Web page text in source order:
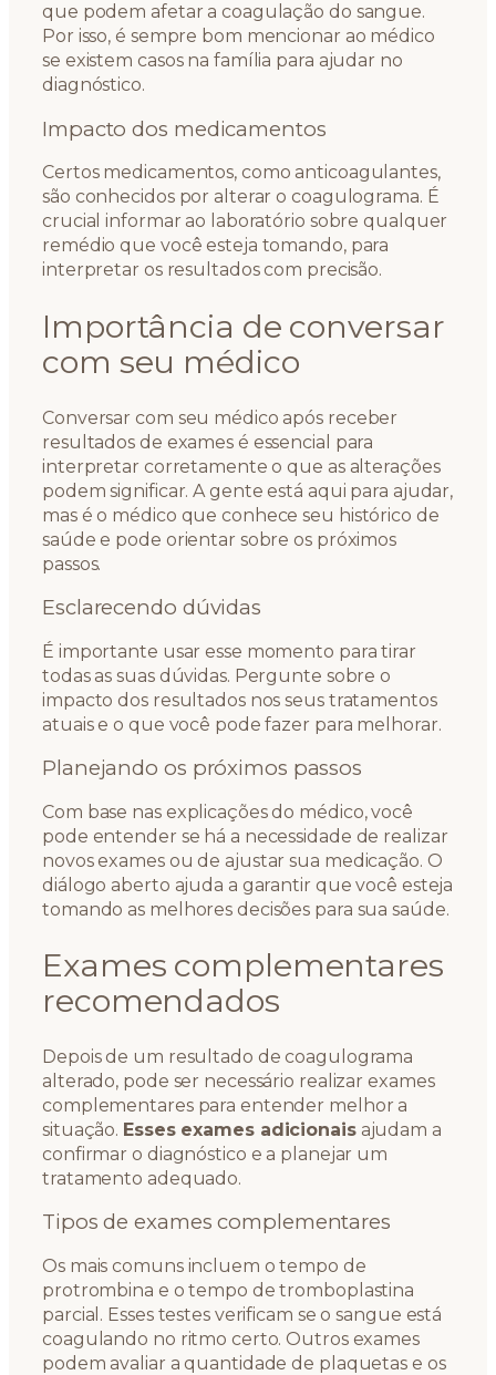
que podem afetar a coagulação do sangue.
Por isso, é sempre bom mencionar ao médico
se existem casos na família para ajudar no
diagnóstico.
Impacto dos medicamentos
Certos medicamentos, como anticoagulantes,
são conhecidos por alterar o coagulograma. É
crucial informar ao laboratório sobre qualquer
remédio que você esteja tomando, para
interpretar os resultados com precisão.
Importância de conversar
com seu médico
Conversar com seu médico após receber
resultados de exames é essencial para
interpretar corretamente o que as alterações
podem significar. A gente está aqui para ajudar,
mas é o médico que conhece seu histórico de
saúde e pode orientar sobre os próximos
passos.
Esclarecendo dúvidas
É importante usar esse momento para tirar
todas as suas dúvidas. Pergunte sobre o
impacto dos resultados nos seus tratamentos
atuais e o que você pode fazer para melhorar.
Planejando os próximos passos
Com base nas explicações do médico, você
pode entender se há a necessidade de realizar
novos exames ou de ajustar sua medicação. O
diálogo aberto ajuda a garantir que você esteja
tomando as melhores decisões para sua saúde.
Exames complementares
recomendados
Depois de um resultado de coagulograma
alterado, pode ser necessário realizar exames
complementares para entender melhor a
situação. Esses exames adicionaisajudam a
confirmar o diagnóstico e a planejar um
tratamento adequado.
Tipos de exames complementares
Os mais comuns incluem o tempo de
protrombina e o tempo de tromboplastina
parcial. Esses testes verificam se o sangue está
coagulando no ritmo certo. Outros exames
podem avaliar a quantidade de plaquetas e os